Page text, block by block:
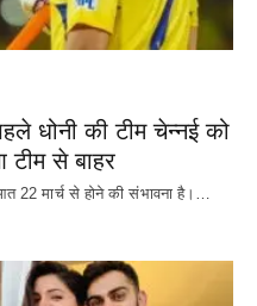
धोनी की टीम चेन्नई को
से बाहर
22 मार्च से होने की संभावना है।…